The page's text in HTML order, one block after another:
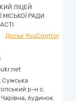
ЛІЦЕЙ
РАДИ
Досьє YouControl
Сумська
р-н с.
будинок